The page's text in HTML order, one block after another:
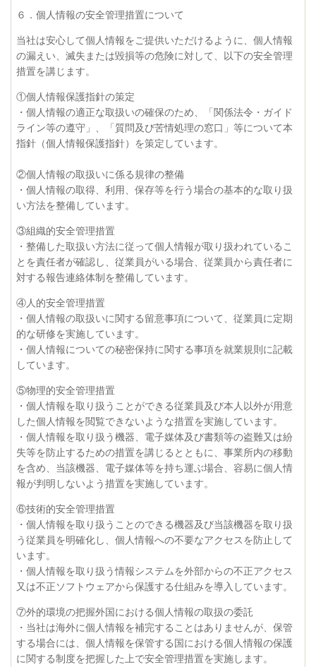
６．個人情報の安全管理措置について
当社は安心して個人情報をご提供いただけるように、個人情報
の漏えい、滅失または毀損等の危険に対して、以下の安全管理
措置を講じます。
①個人情報保護指針の策定
・個人情報の適正な取扱いの確保のため、「関係法令・ガイド
ライン等の遵守」、「質問及び苦情処理の窓口」等について本
指針（個人情報保護指針）を策定しています。
②個人情報の取扱いに係る規律の整備
・個人情報の取得、利用、保存等を行う場合の基本的な取り扱
い方法を整備しています。
③組織的安全管理措置
・整備した取扱い方法に従って個人情報が取り扱われているこ
とを責任者が確認し、従業員がいる場合、従業員から責任者に
対する報告連絡体制を整備しています。
④人的安全管理措置
・個人情報の取扱いに関する留意事項について、従業員に定期
的な研修を実施しています。
・個人情報についての秘密保持に関する事項を就業規則に記載
しています。
⑤物理的安全管理措置
・個人情報を取り扱うことができる従業員及び本人以外が用意
した個人情報を閲覧できないような措置を実施しています。
・個人情報を取り扱う機器、電子媒体及び書類等の盗難又は紛
失等を防止するための措置を講じるとともに、事業所内の移動
を含め、当該機器、電子媒体等を持ち運ぶ場合、容易に個人情
報が判明しないよう措置を実施しています。
⑥技術的安全管理措置
・個人情報を取り扱うことのできる機器及び当該機器を取り扱
う従業員を明確化し、個人情報への不要なアクセスを防止して
います。
・個人情報を取り扱う情報システムを外部からの不正アクセス
又は不正ソフトウェアから保護する仕組みを導入しています。
⑦外的環境の把握外国における個人情報の取扱の委託
・当社は海外に個人情報を補完することはありませんが、保管
する場合には、個人情報を保管する国における個人情報の保護
に関する制度を把握した上で安全管理措置を実施します。